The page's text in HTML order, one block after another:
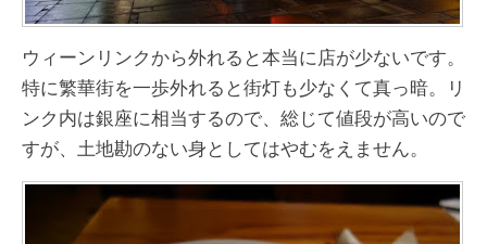
ウィーンリンクから外れると本当に店が少ないです。
特に繁華街を一歩外れると街灯も少なくて真っ暗。リ
ンク内は銀座に相当するので、総じて値段が高いので
すが、土地勘のない身としてはやむをえません。